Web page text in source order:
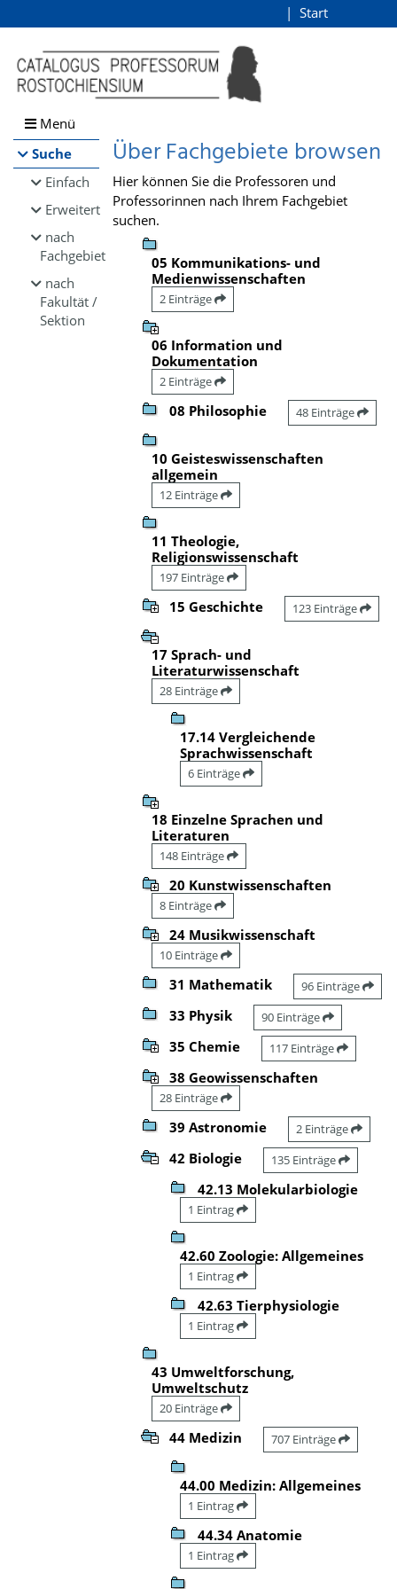
Browsen
direkt zum Inhalt
Start
Menü
Suche
Einfach
Erweitert
nach
Fachgebiet
nach
Fakultät /
Sektion
Über Fachgebiete browsen
Hier können Sie die Professoren und
Professorinnen nach Ihrem Fachgebiet
suchen.
05 Kommunikations- und
Medienwissenschaften
2 Einträge
06 Information und
Dokumentation
2 Einträge
08 Philosophie 48 Einträge
10 Geisteswissenschaften
allgemein
12 Einträge
11 Theologie,
Religionswissenschaft
197 Einträge
15 Geschichte 123 Einträge
17 Sprach- und
Literaturwissenschaft
28 Einträge
17.14 Vergleichende
Sprachwissenschaft
6 Einträge
18 Einzelne Sprachen und
Literaturen
148 Einträge
20 Kunstwissenschaften
8 Einträge
24 Musikwissenschaft
10 Einträge
31 Mathematik 96 Einträge
33 Physik 90 Einträge
35 Chemie 117 Einträge
38 Geowissenschaften
28 Einträge
39 Astronomie 2 Einträge
42 Biologie 135 Einträge
42.13 Molekularbiologie
1 Eintrag
42.60 Zoologie: Allgemeines
1 Eintrag
42.63 Tierphysiologie
1 Eintrag
43 Umweltforschung,
Umweltschutz
20 Einträge
44 Medizin 707 Einträge
44.00 Medizin: Allgemeines
1 Eintrag
44.34 Anatomie
1 Eintrag